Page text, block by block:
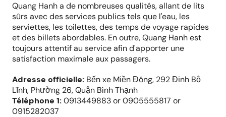
Quang Hanh a de nombreuses qualités, allant de lits
sûrs avec des services publics tels que l'eau, les
serviettes, les toilettes, des temps de voyage rapides
et des billets abordables. En outre, Quang Hanh est
toujours attentif au service afin d'apporter une
satisfaction maximale aux passagers.
Adresse officielle: Bến xe Miền Đông, 292 Đinh Bộ
Lĩnh, Phường 26, Quận Bình Thạnh
Téléphone 1:0913449883 or 0905555817 or
0915282037